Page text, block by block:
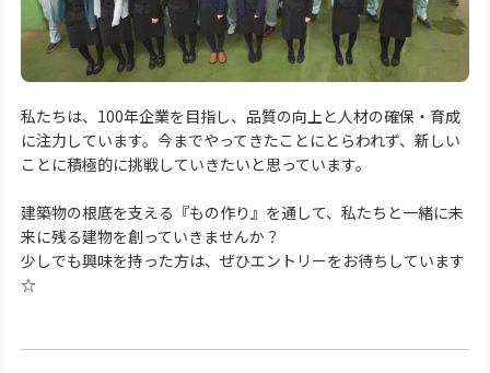
私たちは、100年企業を目指し、品質の向上と人材の確保・育成
に注力しています。今までやってきたことにとらわれず、新しい
ことに積極的に挑戦していきたいと思っています。
建築物の根底を支える『もの作り』を通して、私たちと一緒に未
来に残る建物を創っていきませんか？
少しでも興味を持った方は、ぜひエントリーをお待ちしています
☆